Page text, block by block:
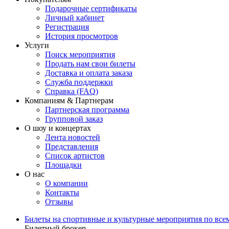
Подарочные сертификаты
Личный кабинет
Регистрация
История просмотров
Услуги
Поиск мероприятия
Продать нам свои билеты
Доставка и оплата заказа
Служба поддержки
Справка (FAQ)
Компаниям & Партнерам
Партнерская программа
Групповой заказ
О шоу и концертах
Лента новостей
Представления
Список артистов
Площадки
О нас
О компании
Контакты
Отзывы
Билеты на спортивные и культурные мероприятия по